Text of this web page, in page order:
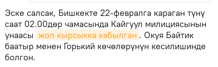
Эске салсак, Бишкекте 22-февралга караган түнү
саат 02.00дөр чамасында Кайгуул милициясынын
унаасы жол кырсыкка кабылган . Окуя Байтик
баатыр менен Горький көчөлөрүнүн кесилишинде
болгон.